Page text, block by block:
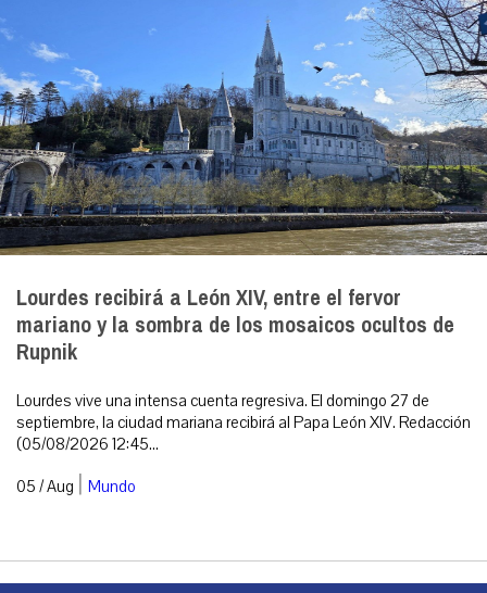
Lourdes recibirá a León XIV, entre el fervor
mariano y la sombra de los mosaicos ocultos de
Rupnik
Lourdes vive una intensa cuenta regresiva. El domingo 27 de
septiembre, la ciudad mariana recibirá al Papa León XIV. Redacción
(05/08/2026 12:45...
05 / Aug | Mundo